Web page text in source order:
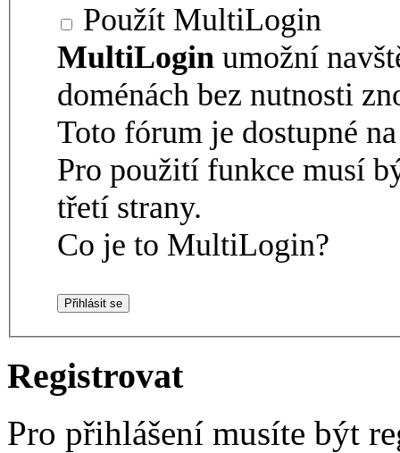
Použít MultiLogin
MultiLogin umožní
doménách bez nutnosti
Toto fórum je dostupné
Pro použití funkce musí
třetí strany.
Co je to MultiLogin?
Registrovat
Pro přihlášení musíte být